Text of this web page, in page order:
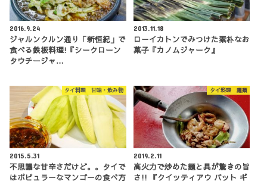
2016.9.24
ジャルンクルン通り「新恒紀」で
食べる鉄板料理!『シークローン
タウチージャ…
2013.11.18
ローイカトンでみつけた素朴なお
菓子『カノムジャーク』
タイ料理 甘味・飲み物
2015.5.31
不思議な甘辛さだけど。。タイで
はポピュラーなマンゴーの食べ方
タイ料理 麺類
2019.2.11
高火力で炒めた麺と具が驚きの旨
さ!! 『クイッティアウ パット ギ